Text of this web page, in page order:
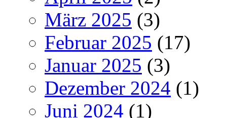
März 2025 (3)
Februar 2025 (17)
Januar 2025 (3)
Dezember 2024 (1)
Juni 2024 (1)